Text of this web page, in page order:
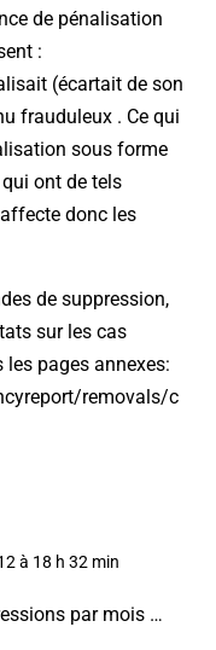
de pénalisation
:
(écartait de son
frauduleux . Ce qui
sous forme
ont de tels
donc les
de suppression,
sur les cas
les pages annexes:
removals/c
à 18 h 32 min
par mois …